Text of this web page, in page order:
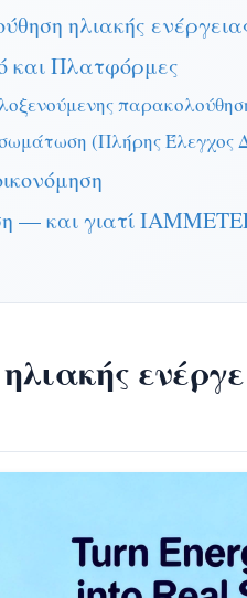
ηλιακής
και Πλατφόρμες
(Πλήρης Έλεγχος
— και γιατί